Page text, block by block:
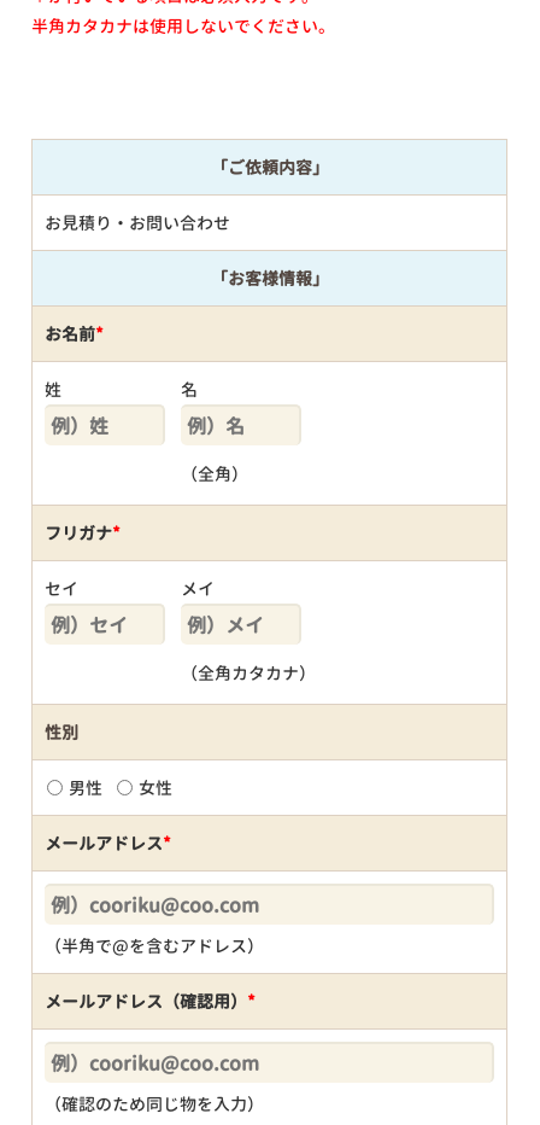
半角カタカナは使用しないでください。
「ご依頼内容」
お見積り・お問い合わせ
「お客様情報」
お名前*
姓 名
（全角）
フリガナ*
セイ メイ
（全角カタカナ）
性別
男性 女性
メールアドレス*
（半角で@を含むアドレス）
メールアドレス（確認用） *
（確認のため同じ物を入力）